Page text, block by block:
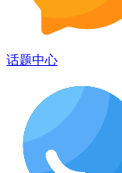
话题中心